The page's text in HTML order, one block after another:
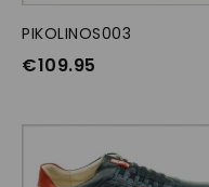
OPTIES SELECTEREN
PIKOLINOS003
€109.95